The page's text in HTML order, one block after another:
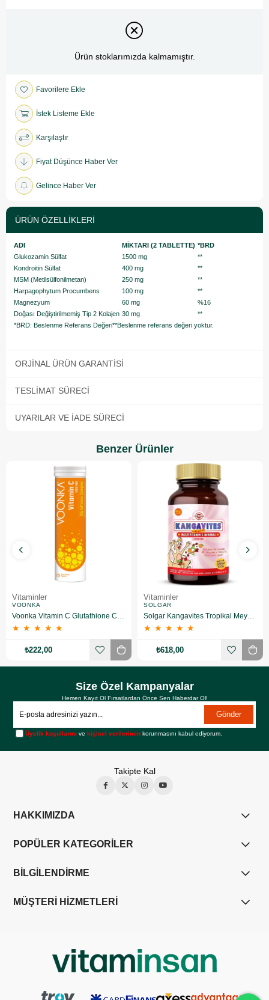
Ürün stoklarımızda kalmamıştır.
Favorilere Ekle
İstek Listeme Ekle
Karşılaştır
Fiyat Düşünce Haber Ver
Gelince Haber Ver
ÜRÜN ÖZELLIKLERI
ADI MİKTARI (2 TABLETTE) *BRD
Glukozamin Sülfat
1500 mg
**
Kondroitin Sülfat
400 mg
**
MSM (Metilsülfonilmetan)
250 mg
**
Harpagophytum Procumbens
100 mg
**
Magnezyum
60 mg
%16
Doğası Değiştirilmemiş Tip 2 Kolajen 30 mg
**
*BRD: Beslenme Referans Değeri**Beslenme referans değeri yoktur.
ORJINAL ÜRÜN GARANTISI
TESLIMAT SÜRECI
UYARILAR VE İADE SÜRECI
Benzer Ürünler
Vitaminler
VOONKA
★ ★ ★ ★ ★
₺222,00
Vitaminler
SOLGAR
★ ★ ★ ★ ★
₺618,00
Size Özel Kampanyalar
Hemen Kayıt Ol Fırsatlardan Önce Sen Haberdar Ol!
Gönder
Üyelik koşullarını vekişisel verilerimin korunmasını kabul ediyorum.
Takipte Kal
HAKKIMIZDA
POPÜLER KATEGORİLER
BİLGİLENDİRME
MÜŞTERİ HİZMETLERİ